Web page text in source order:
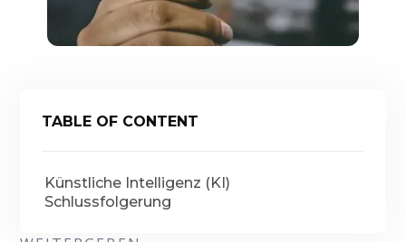
TABLE OF CONTENT
Künstliche Intelligenz (KI)
Schlussfolgerung